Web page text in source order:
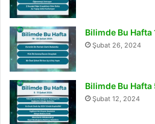
Bilimde Bu Hafta
Şubat 26, 2024
Bilimde Bu Hafta
Şubat 12, 2024